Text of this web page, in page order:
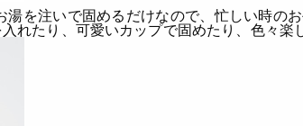
湯を注いで固めるだけなので、忙しい時の
れたり、可愛いカップで固めたり、色々楽